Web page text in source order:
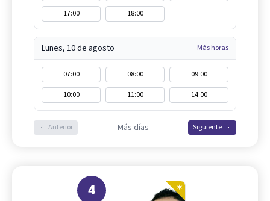
17:00
18:00
Lunes, 10 de agosto Más horas
07:00 08:00
09:00
10:00
11:00 14:00
Anterior Más días Siguiente
4